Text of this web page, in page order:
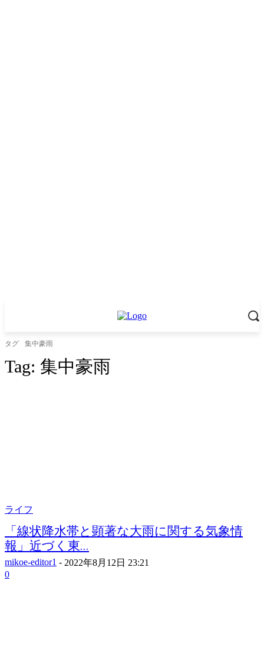
タグ 集中豪雨
Tag: 集中豪雨
ライフ
「線状降水帯と顕著な大雨に関する気象情
報」近づく東...
mikoe-editor1 - 2022年8月12日 23:21
0